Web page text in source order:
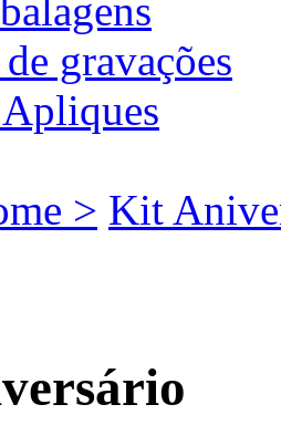
gravações
> Kit